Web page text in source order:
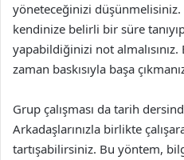
yöneteceğinizi düşünmelisiniz.
kendinize belirli bir süre
yapabildiğinizi not almalısınız.
zaman baskısıyla başa
Grup çalışması da tarih
Arkadaşlarınızla birlikte
tartışabilirsiniz. Bu yöntem,